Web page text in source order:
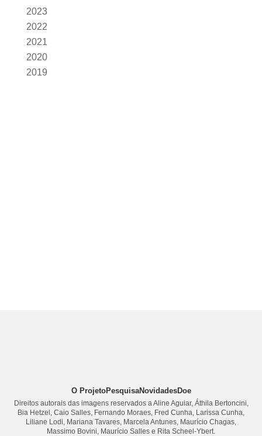
2023
2022
2021
2020
2019
O ProjetoPesquisaNovidadesDoe
Direitos autorais das imagens reservados a Aline Aguiar, Áthila Bertoncini,
Bia Hetzel, Caio Salles, Fernando Moraes, Fred Cunha, Larissa Cunha,
Liliane Lodi, Mariana Tavares, Marcela Antunes, Maurício Chagas,
Massimo Bovini, Maurício Salles e Rita Scheel-Ybert.